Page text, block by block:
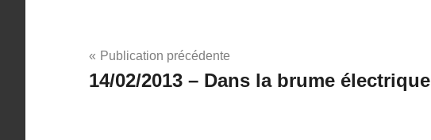
Navigation
de
Publication précédente
14/02/2013 – Dans la brume électrique